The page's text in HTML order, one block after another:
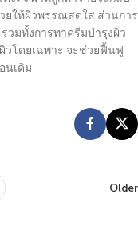
ยให้ผิวพรรณสดใส ส่วนการ
วมทั้งการทาครีมบำรุงผิว
โดยเฉพาะ จะช่วยฟื้นฟู
นเดิม
Older